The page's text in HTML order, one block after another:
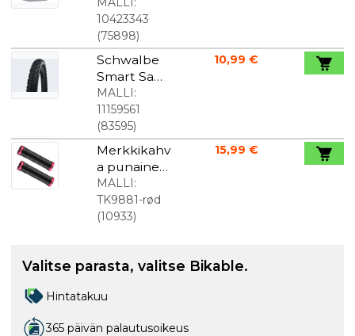
on
irrotettava
venttiilikarti
o.
10423343
(75898)
Schwalbe
Smart Sam
K-Guard
Active -
rengas 20" x
1.85"
MALLI:
11159561
(83595)
10,99 €
Merkkikahv
a punainen
geeli
MALLI:
TK9881-rød
(10933)
15,99 €
Valitse parasta, valitse Bikable.
Hintatakuu
365 päivän palautusoikeus